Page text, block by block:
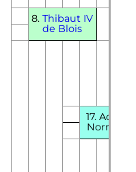
8.Thibaut IV
de Blois
17. Adèle